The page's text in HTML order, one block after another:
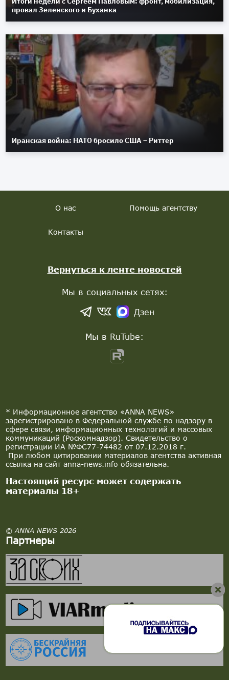
провал Зеленского и Буханка
Иранская война: НАТО бросило США – Риттер
* Информационное агентство «ANNA NEWS»
зарегистрировано в Федеральной службе по надзору в
сфере связи, информационных технологий и массовых
коммуникаций (Роскомнадзор). Свидетельство о
регистрации ИА №ФС77-74482 от 07.12.2018 г.
При любом цитировании материалов агентства активная
ссылка на сайт anna-news.info обязательна.
Настоящий ресурс может содержать
материалы 18+
© ANNA NEWS 2026
Партнеры
О нас Помощь агентству
Контакты
Вернуться к ленте новостей
Мы в социальных сетях:
Дзен
Мы в RuTube: